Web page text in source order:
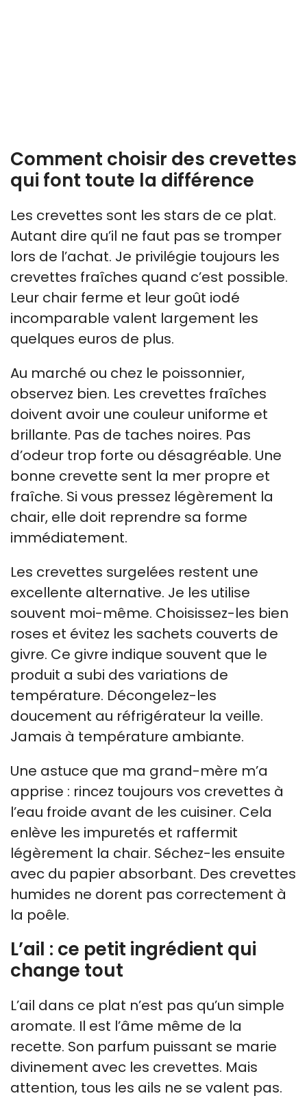
Comment choisir des crevettes
qui font toute la différence
Les crevettes sont les stars de ce plat.
Autant dire qu’il ne faut pas se tromper
lors de l’achat. Je privilégie toujours les
crevettes fraîches quand c’est possible.
Leur chair ferme et leur goût iodé
incomparable valent largement les
quelques euros de plus.
Au marché ou chez le poissonnier,
observez bien. Les crevettes fraîches
doivent avoir une couleur uniforme et
brillante. Pas de taches noires. Pas
d’odeur trop forte ou désagréable. Une
bonne crevette sent la mer propre et
fraîche. Si vous pressez légèrement la
chair, elle doit reprendre sa forme
immédiatement.
Les crevettes surgelées restent une
excellente alternative. Je les utilise
souvent moi-même. Choisissez-les bien
roses et évitez les sachets couverts de
givre. Ce givre indique souvent que le
produit a subi des variations de
température. Décongelez-les
doucement au réfrigérateur la veille.
Jamais à température ambiante.
Une astuce que ma grand-mère m’a
apprise : rincez toujours vos crevettes à
l’eau froide avant de les cuisiner. Cela
enlève les impuretés et raffermit
légèrement la chair. Séchez-les ensuite
avec du papier absorbant. Des crevettes
humides ne dorent pas correctement à
la poêle.
L’ail : ce petit ingrédient qui
change tout
L’ail dans ce plat n’est pas qu’un simple
aromate. Il est l’âme même de la
recette. Son parfum puissant se marie
divinement avec les crevettes. Mais
attention, tous les ails ne se valent pas.